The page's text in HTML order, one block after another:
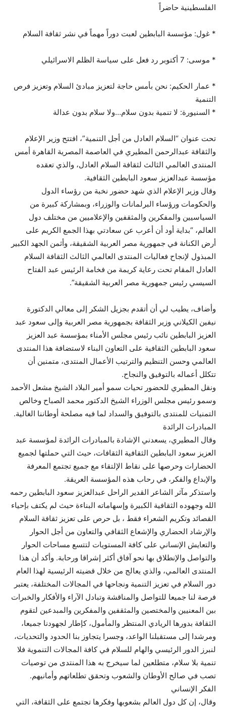
الفلسطينية حاضراً
* غول: مؤسسة البابطين لعبت دوراً مهماً في نشر ثقافة السلام
* موسى: 7 أكتوبر رد فعل على سياسة الظلم الاسرائيلي
* عمار الحكيم: نحن بأمس حاجة لتعزيز مبادئ السلام وتعزيز فرص
التنمية
* السنيورة: لا تنمية بدون سلام…ولا سلام بدون عدالة
تحت عنوان “السلام العادل من أجل التنمية”، افتتح وزير الإعلام
والثقافة عبدالرحمن المطيري في العاصمة المصرية القاهرة أمس
المنتدى العالمي الثالث لثقافة السلام العادل، والذي تعقده
مؤسسة عبدالعزيز سعود البابطين الثقافية.
وقال وزير الإعلام الذي شهد حضور نخبة من رؤساء الدول
والحكومات ورؤساء البرلمانات والوزراء، وبمشاركة كبيرة من
السياسيين والمفكرين والمثقفين والإعلاميين من مختلف دول
العالم، “بداية أود أن أعرب عن سعادتي بهذا الجمع الكريم على
أرض الكنانة في جمهورية مصر العربية الشقيقة، وأثمن الجهد الكبير
المبذول لإنجاح فعاليات المنتدى العالمي الثالث الثقافة السلام
العادل المقام تحت رعاية كريمة من فخامة الرئيس عبد الفتاح
السيسي رئيس جمهورية مصر العربية الشقيقة”.
وأضاف، يطيب لي أن أتقدم بجزيل الشكر إلى معالي الدكتورة
نيفين الكيلاني وزير الثقافة بجمهورية مصر العربية وإلى سعود عبد
العزيز البابطين نائب رئيس مجلس الأمناء بمؤسسة عبد العزيز
سعود البابطين الثقافية على التعاون البناء لاستضافة هذا المنتدى
العالمي وحسن التنظيم والترتيب الأعمال المنتدى، متمنين أن
تتكلل أعماله بالتوفيق والنجاح.
ونقل المطيري للحضور تحيات سمو أمير البلاد الشيخ مشعل الأحمد
وسمو رئيس مجلس الوزراء الشيخ الدكتور محمد الصباح وخالص
التمنيات للمنتدى بالتوفيق والسداد لما فيه مصلحة أوطاننا الغالية.
المبادرات الرائدة
وقال المطيري، يسعدني الإشادة بالمبادرات الرائدة لمؤسسة عبد
العزيز سعود البابطين الثقافية الثقافات، حيث التي حملتها لجميع
الحضارات وحرصها على نقاط الإلتقاء مع جميع تجتمع المعرفة
والإبداع والفكر، في رحاب هذه المؤسسة العريقة.
واستذكر مآثر الشاعر القدير الراحل عبدالعزيز سعود البابطين رحمه
الله وجهوده الثقافية الكبيرة وإسهاماته البناءة حيث لم يكتف بإحياء
القصائد وتكريم الشعراء فقط ، بل حرص على تعزيز ثقافة السلام
والإرشاد الحضاري والإشعاع الثقافي والتعاون من أجل الحوار
والتعايش الإنساني على كافة المستويات لتتسع مساحات الحوار
والتواصل والإنطلاق بها نحو آفاق أكثر إشراقا ورحابة. وأكد أن هذا
المنتدى العالمي، والذي يعالج من خلال قضيته الرئيسية لهذا العام
دور السلام في تعزيز التنمية ونجاحها في المجالات المختلفة، يعتبر
فرصة لنا جميعا للتواصل والمناقشة وتبادل الآراء والأفكار والخبرات
بين المعنيين والمختصين والمثقفين والمفكرين والمبدعين لتقوم
الثقافة بدورها الريادي المنتظر والمأمول، كإطار لجهودنا جميعا،
ومرشدا إلى مستقبلنا الواعد، وجسرا يتجاوز بنا الحدود والتحديات،
لنبرز الدور الرئيسي والهام للسلام في كافة المجالات التنموية فلا
تنمية بلا سلام، متطلعين لما سيخرج به هذا المنتدى من توصيات
تصب في صالح الأوطان والشعوب وتحقق تطلعاتهم وأمانيهم.
الفكر الإنساني
وقال، إن كل دول العالم بشعوبها وفكرها تجتمع على الثقافة، التي